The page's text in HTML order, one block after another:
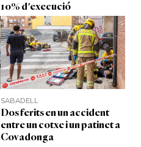
10% d'execució
SABADELL
Dos ferits en un accident
entre un cotxe i un patinet a
Covadonga